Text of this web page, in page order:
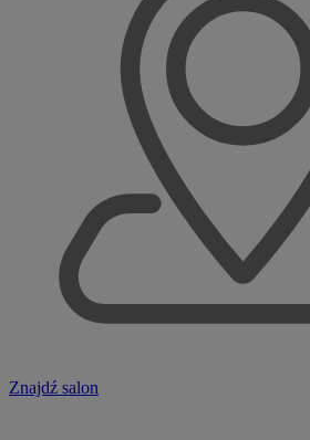
Znajdź salon